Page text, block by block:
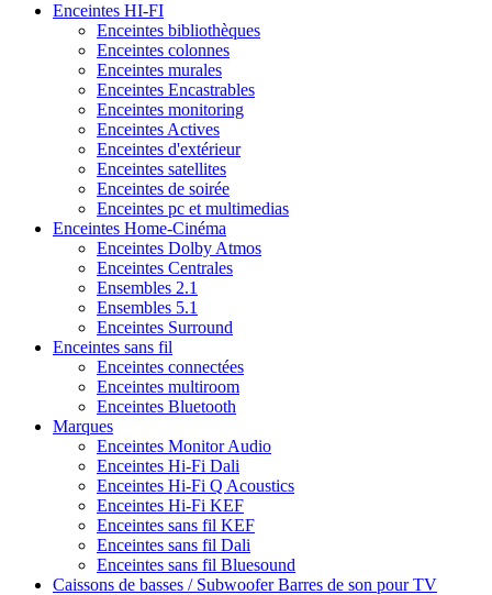
Enceintes HI-FI
Enceintes bibliothèques
Enceintes colonnes
Enceintes murales
Enceintes Encastrables
Enceintes monitoring
Enceintes Actives
Enceintes d'extérieur
Enceintes satellites
Enceintes de soirée
Enceintes pc et multimedias
Enceintes Home-Cinéma
Enceintes Dolby Atmos
Enceintes Centrales
Ensembles 2.1
Ensembles 5.1
Enceintes Surround
Enceintes sans fil
Enceintes connectées
Enceintes multiroom
Enceintes Bluetooth
Marques
Enceintes Monitor Audio
Enceintes Hi-Fi Dali
Enceintes Hi-Fi Q Acoustics
Enceintes Hi-Fi KEF
Enceintes sans fil KEF
Enceintes sans fil Dali
Enceintes sans fil Bluesound
Caissons de basses / SubwooferBarres de son pour TV